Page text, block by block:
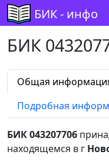
БИК - инфо
БИК
Общая
Подробная
БИК 043207706
находящемся в г